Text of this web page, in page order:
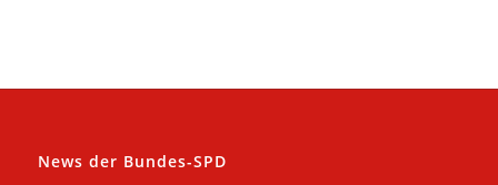
News der Bundes-SPD